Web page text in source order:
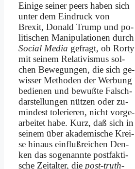
Ei­ni­ge sei­ner peers ha­ben sich
un­ter dem Ein­druck von
Brexit, Do­nald Trump und po­
li­ti­schen Ma­ni­pu­la­tio­nen durch
So­cial Me­dia ge­fragt, ob Ror­ty
mit sei­nem Re­la­ti­vis­mus sol­
chen Be­we­gun­gen, die sich ge­
wis­ser Me­tho­den der Wer­bung
be­die­nen und be­wuß­te Falsch­
dar­stel­lun­gen nüt­zen oder zu­
min­dest to­le­rie­ren, nicht vor­ge­
ar­bei­tet ha­be. Kurz, daß sich in
sei­nem über aka­de­mi­sche Krei­
se hin­aus ein­fluß­rei­chen Den­
ken das so­ge­nann­te post­fak­ti­
sche Zeit­al­ter, die post-truth-